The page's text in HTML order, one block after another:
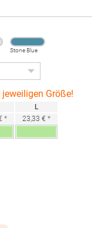
Stone Blue
Größe!
*
L
23,33 € *